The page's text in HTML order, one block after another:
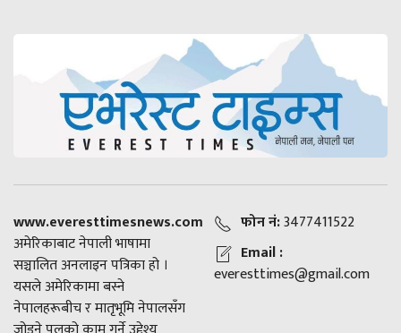
www.everesttimesnews.com
अमेरिकाबाट नेपाली भाषामा
सञ्चालित अनलाइन पत्रिका हो ।
यसले अमेरिकामा बस्ने
नेपालहरूबीच र मातृभूमि नेपालसँग
फोन नं:3477411522
Email :
everesttimes@gmail.com